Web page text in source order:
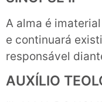
A alma é
e continuará
responsável
AUXÍLIO